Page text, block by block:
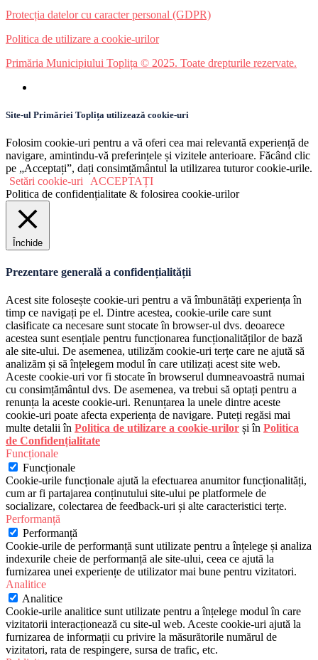
Protecția datelor cu caracter personal (GDPR)
Politica de utilizare a cookie-urilor
Primăria Municipiului Toplița © 2025. Toate drepturile rezervate.
Site-ul Primăriei Toplița utilizează cookie-uri
Folosim cookie-uri pentru a vă oferi cea mai relevantă experiență de
navigare, amintindu-vă preferințele și vizitele anterioare. Făcând clic
pe „Acceptați”, dați consimțământul la utilizarea tuturor cookie-urile.
Setări cookie-uri ACCEPTAȚI
Politica de confidențialitate & folosirea cookie-urilor
Închide
Prezentare generală a confidențialității
Acest site folosește cookie-uri pentru a vă îmbunătăți experiența în
timp ce navigați pe el. Dintre acestea, cookie-urile care sunt
clasificate ca necesare sunt stocate în browser-ul dvs. deoarece
acestea sunt esențiale pentru funcționarea funcționalităților de bază
ale site-ului. De asemenea, utilizăm cookie-uri terțe care ne ajută să
analizăm și să înțelegem modul în care utilizați acest site web.
Aceste cookie-uri vor fi stocate în browserul dumneavoastră numai
cu consimțământul dvs. De asemenea, va trebui să optați pentru a
renunța la aceste cookie-uri. Renunțarea la unele dintre aceste
cookie-uri poate afecta experiența de navigare. Puteți regăsi mai
multe detalii în Politica de utilizare a cookie-urilor și în Politica
de Confidențialitate
Funcționale
Funcționale
Cookie-urile funcționale ajută la efectuarea anumitor funcționalități,
cum ar fi partajarea conținutului site-ului pe platformele de
socializare, colectarea de feedback-uri și alte caracteristici terțe.
Performanță
Performanță
Cookie-urile de performanță sunt utilizate pentru a înțelege și analiza
indexurile cheie de performanță ale site-ului, ceea ce ajută la
furnizarea unei experiențe de utilizator mai bune pentru vizitatori.
Analitice
Analitice
Cookie-urile analitice sunt utilizate pentru a înțelege modul în care
vizitatorii interacționează cu site-ul web. Aceste cookie-uri ajută la
furnizarea de informații cu privire la măsurătorile numărul de
vizitatori, rata de respingere, sursa de trafic, etc.